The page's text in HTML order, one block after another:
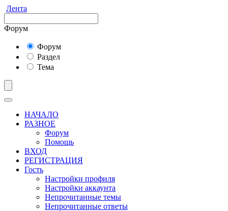
Лента
Форум
Форум
Раздел
Тема
НАЧАЛО
РАЗНОЕ
Форум
Помощь
ВХОД
РЕГИСТРАЦИЯ
Гость
Настройки профиля
Настройки аккаунта
Непрочитанные темы
Непрочитанные ответы